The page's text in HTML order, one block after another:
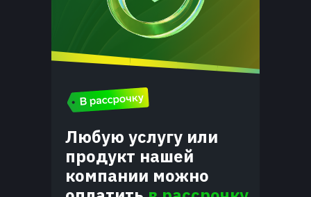
Любую услугу или
продукт нашей
компании можно